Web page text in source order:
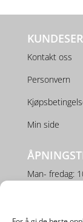
Kontakt oss
Personvern
Min side
Man- fredag:
Lørdag: 10:00